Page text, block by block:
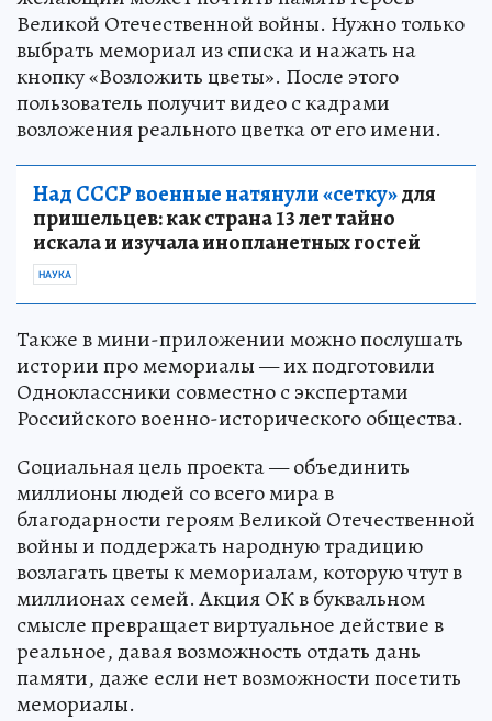
Великой Отечественной войны. Нужно только
выбрать мемориал из списка и нажать на
кнопку «Возложить цветы». После этого
пользователь получит видео с кадрами
возложения реального цветка от его имени.
Над СССР военные натянули «сетку»для
пришельцев: как страна 13 лет тайно
искала и изучала инопланетных гостей
НАУКА
Также в мини-приложении можно послушать
истории про мемориалы — их подготовили
Одноклассники совместно с экспертами
Российского военно-исторического общества.
Социальная цель проекта — объединить
миллионы людей со всего мира в
благодарности героям Великой Отечественной
войны и поддержать народную традицию
возлагать цветы к мемориалам, которую чтут в
миллионах семей. Акция ОК в буквальном
смысле превращает виртуальное действие в
реальное, давая возможность отдать дань
памяти, даже если нет возможности посетить
мемориалы.